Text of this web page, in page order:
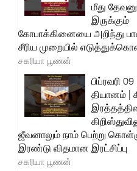
மீது
இருக்கும்
கோபாக்கினையை அறிந்து
சீரிய முறையில்
சகரியா பூணன்
பிப்ரவரி
தியானம் |
ஜீவனாலும் நாம் பெற்று
இரண்டு விதமான இரட்சிப்பு
சகரியா பூணன்